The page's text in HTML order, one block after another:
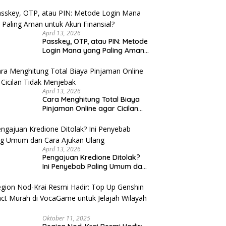
April 13, 2026
Passkey, OTP, atau PIN: Metode
Login Mana yang Paling Aman
April 13, 2026
Cara Menghitung Total Biaya
Pinjaman Online agar Cicilan
April 13, 2026
Pengajuan Kredione Ditolak?
Ini Penyebab Paling Umum dan
Oktober 11, 2025